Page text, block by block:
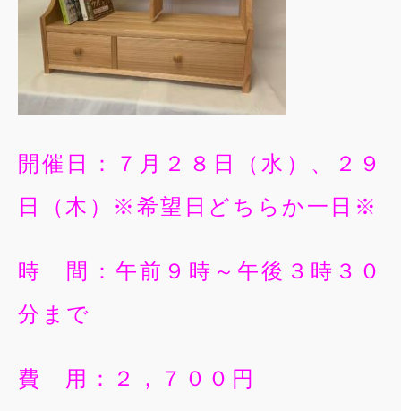
開催日：７月２８日（水）、２９
日（木）※希望日どちらか一日※
時 間：午前９時～午後３時３０
分まで
費 用：２，７００円